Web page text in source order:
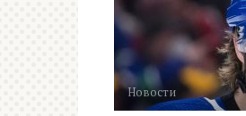
Новости